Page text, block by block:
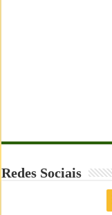
Redes Sociais